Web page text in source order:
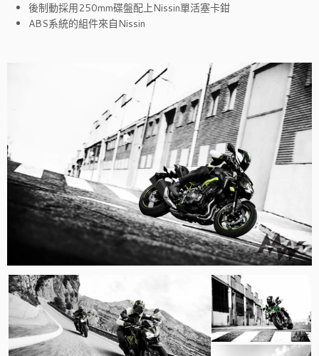
後制動採用250mm碟盤配上Nissin單活塞卡鉗
ABS系統的組件來自Nissin